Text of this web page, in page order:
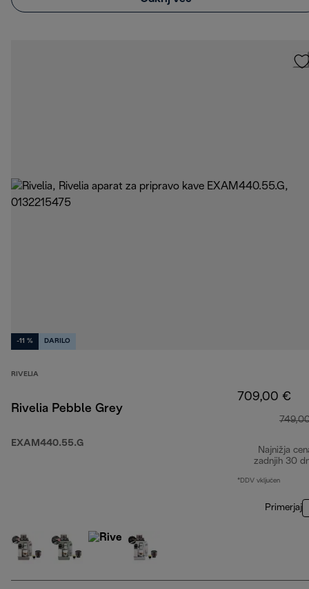
-11 % DARILO
RIVELIA
Rivelia Pebble Grey
EXAM440.55.G
709,00 €
Najnižja
zadnjih 30
*DDV vključen
Primerjaj